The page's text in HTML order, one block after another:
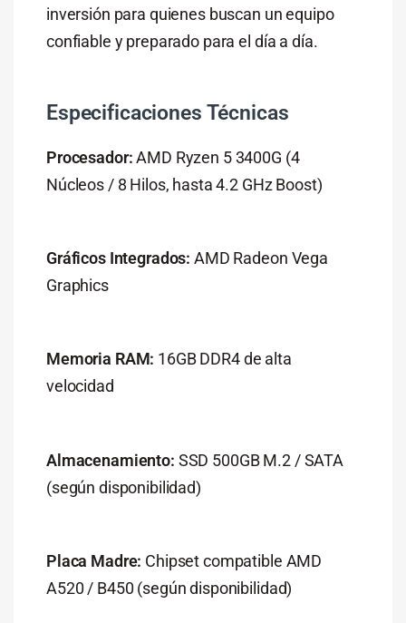
inversión para quienes buscan un equipo
confiable y preparado para el día a día.
Especificaciones Técnicas
Procesador:AMD Ryzen 5 3400G (4
Núcleos / 8 Hilos, hasta 4.2 GHz Boost)
Gráficos Integrados: AMD Radeon Vega
Graphics
Memoria RAM: 16GB DDR4 de alta
velocidad
Almacenamiento: SSD 500GB M.2 / SATA
(según disponibilidad)
Placa Madre: Chipset compatible AMD
A520 / B450 (según disponibilidad)